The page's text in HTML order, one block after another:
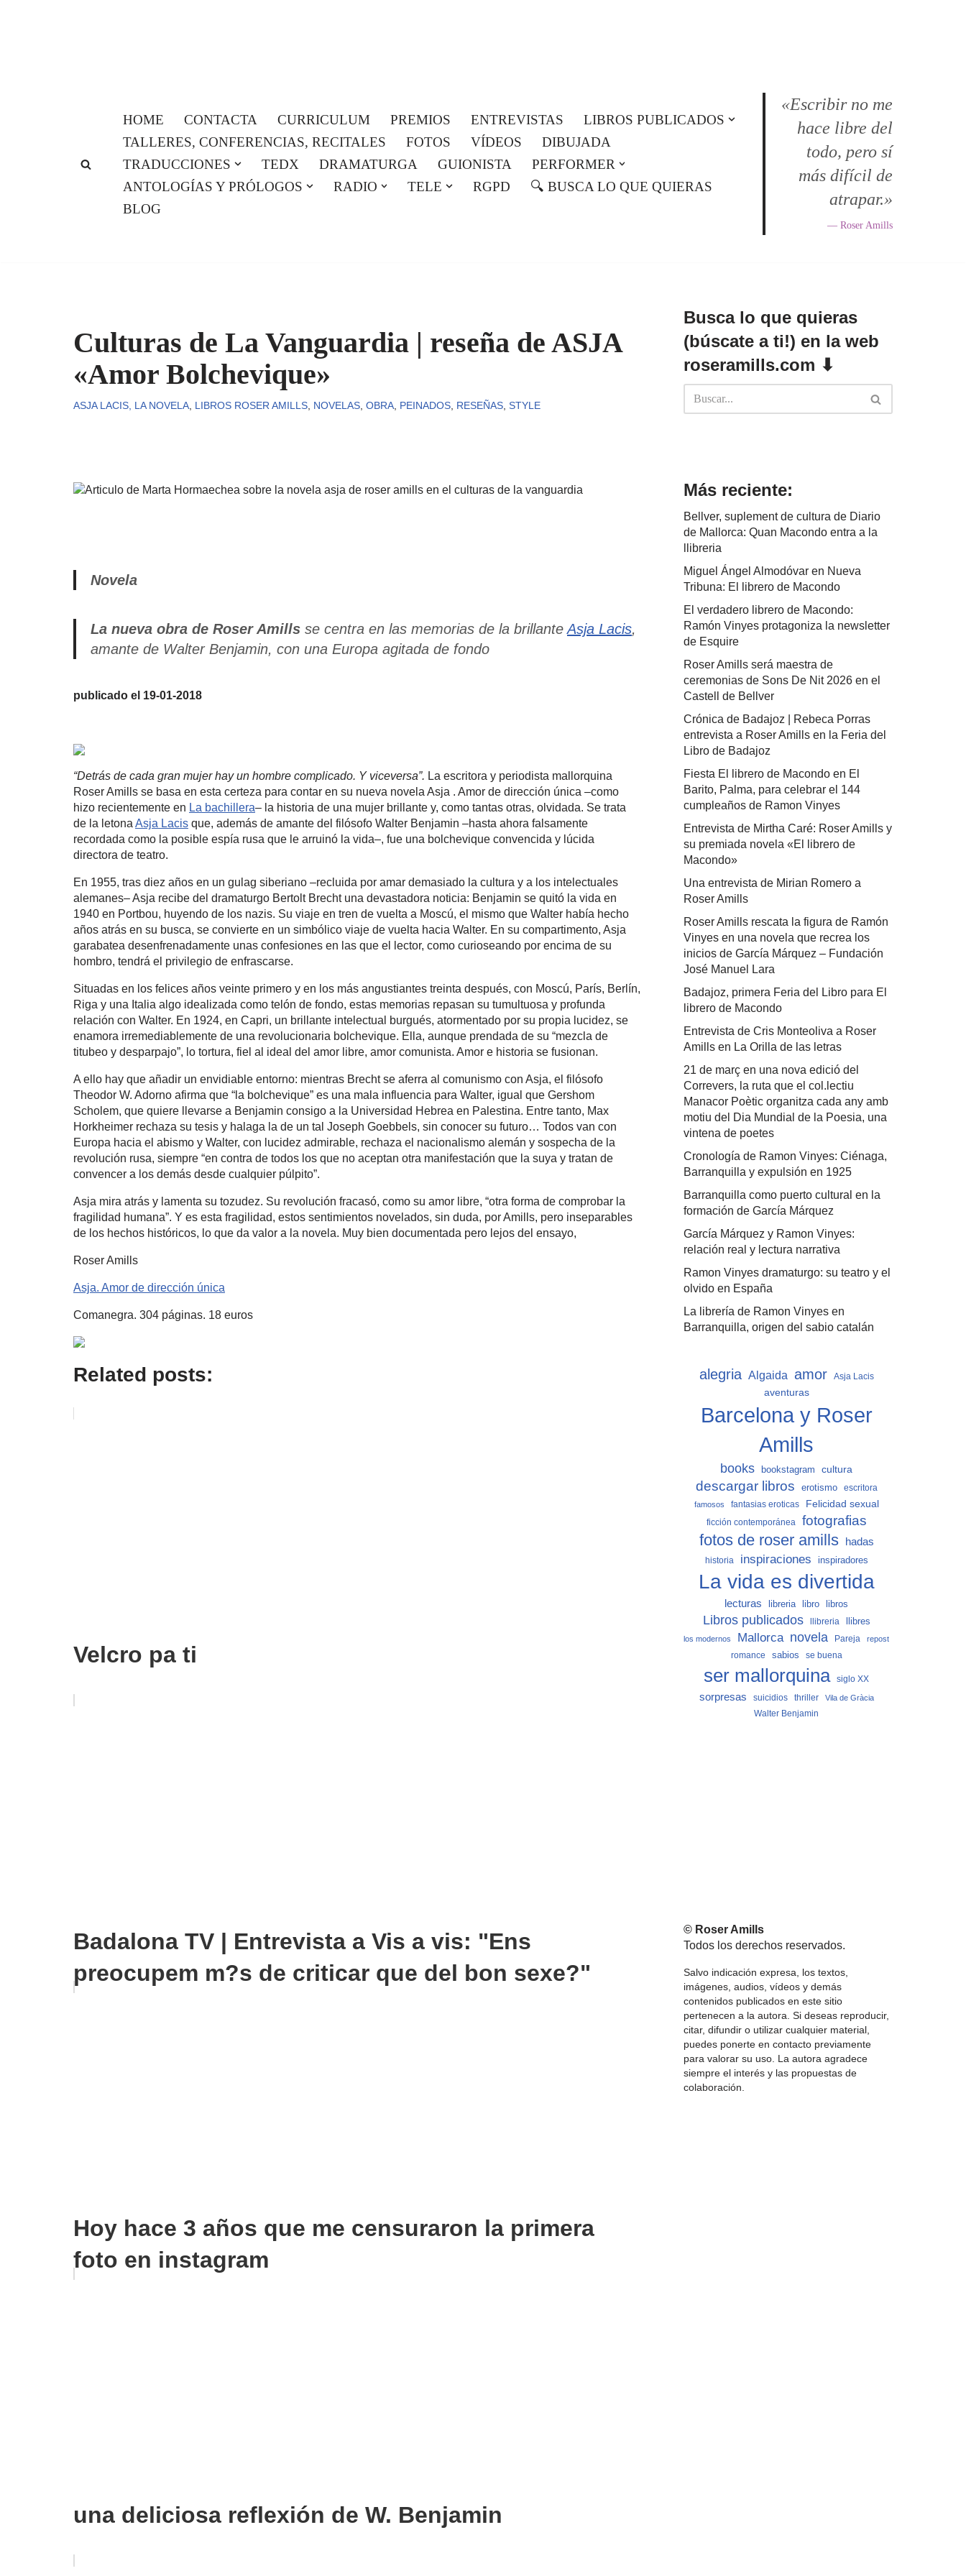
HOME CONTACTA CURRICULUM PREMIOS ENTREVISTAS
LIBROS PUBLICADOS
TALLERES, CONFERENCIAS, RECITALES
FOTOS VÍDEOS
DIBUJADA
TRADUCCIONES
TEDX DRAMATURGA GUIONISTA
PERFORMER
ANTOLOGÍAS Y PRÓLOGOS
RADIO TELE RGPD
🔍 BUSCA LO QUE QUIERAS
BLOG
«Escribir no me
hace libre del
todo, pero sí
más difícil de
atrapar.»
— Roser Amills
Culturas de La Vanguardia | reseña de ASJA
«Amor Bolchevique»
ASJA LACIS, LA NOVELA LIBROS ROSER AMILLS NOVELAS OBRA PEINADOS RESEÑAS STYLE
Novela
La nueva obra de Roser Amills se centra en las memorias de la brillanteAsja Lacis,
amante de Walter Benjamin, con una Europa agitada de fondo
publicado el 19-01-2018
“Detrás de cada gran mujer hay un hombre complicado. Y viceversa”. La escritora y periodista mallorquina
Roser Amills se basa en esta certeza para contar en su nueva novela Asja . Amor de dirección única –como
hizo recientemente en La bachillera– la historia de una mujer brillante y, como tantas otras, olvidada. Se trata
de la letona Asja Lacis que, además de amante del filósofo Walter Benjamin –hasta ahora falsamente
recordada como la posible espía rusa que le arruinó la vida–, fue una bolchevique convencida y lúcida
directora de teatro.
En 1955, tras diez años en un gulag siberiano –recluida por amar demasiado la cultura y a los intelectuales
alemanes– Asja recibe del dramaturgo Bertolt Brecht una devastadora noticia: Benjamin se quitó la vida en
1940 en Portbou, huyendo de los nazis. Su viaje en tren de vuelta a Moscú, el mismo que Walter había hecho
años atrás en su busca, se convierte en un simbólico viaje de vuelta hacia Walter. En su compartimento, Asja
garabatea desenfrenadamente unas confesiones en las que el lector, como curioseando por encima de su
hombro, tendrá el privilegio de enfrascarse.
Situadas en los felices años veinte primero y en los más angustiantes treinta después, con Moscú, París, Berlín,
Riga y una Italia algo idealizada como telón de fondo, estas memorias repasan su tumultuosa y profunda
relación con Walter. En 1924, en Capri, un brillante intelectual burgués, atormentado por su propia lucidez, se
enamora irremediablemente de una revolucionaria bolchevique. Ella, aunque prendada de su “mezcla de
titubeo y desparpajo”, lo tortura, fiel al ideal del amor libre, amor comunista. Amor e historia se fusionan.
A ello hay que añadir un envidiable entorno: mientras Brecht se aferra al comunismo con Asja, el filósofo
Theodor W. Adorno afirma que “la bolchevique” es una mala influencia para Walter, igual que Gershom
Scholem, que quiere llevarse a Benjamin consigo a la Universidad Hebrea en Palestina. Entre tanto, Max
Horkheimer rechaza su tesis y halaga la de un tal Joseph Goebbels, sin conocer su futuro… Todos van con
Europa hacia el abismo y Walter, con lucidez admirable, rechaza el nacionalismo alemán y sospecha de la
revolución rusa, siempre “en contra de todos los que no aceptan otra manifestación que la suya y tratan de
convencer a los demás desde cualquier púlpito”.
Asja mira atrás y lamenta su tozudez. Su revolución fracasó, como su amor libre, “otra forma de comprobar la
fragilidad humana”. Y es esta fragilidad, estos sentimientos novelados, sin duda, por Amills, pero inseparables
de los hechos históricos, lo que da valor a la novela. Muy bien documentada pero lejos del ensayo,
Roser Amills
Asja. Amor de dirección única
Comanegra. 304 páginas. 18 euros
Related posts:
Velcro pa ti
Badalona TV | Entrevista a Vis a vis: "Ens
preocupem m?s de criticar que del bon sexe?"
Hoy hace 3 años que me censuraron la primera
foto en instagram
una deliciosa reflexión de W. Benjamin
Busca lo que quieras
(búscate a ti!) en la web
roseramills.com ⬇
Más reciente:
Bellver, suplement de cultura de Diario
de Mallorca: Quan Macondo entra a la
llibreria
Miguel Ángel Almodóvar en Nueva
Tribuna: El librero de Macondo
El verdadero librero de Macondo:
Ramón Vinyes protagoniza la newsletter
de Esquire
Roser Amills será maestra de
ceremonias de Sons De Nit 2026 en el
Castell de Bellver
Crónica de Badajoz | Rebeca Porras
entrevista a Roser Amills en la Feria del
Libro de Badajoz
Fiesta El librero de Macondo en El
Barito, Palma, para celebrar el 144
cumpleaños de Ramon Vinyes
Entrevista de Mirtha Caré: Roser Amills y
su premiada novela «El librero de
Macondo»
Una entrevista de Mirian Romero a
Roser Amills
Roser Amills rescata la figura de Ramón
Vinyes en una novela que recrea los
inicios de García Márquez – Fundación
José Manuel Lara
Badajoz, primera Feria del Libro para El
librero de Macondo
Entrevista de Cris Monteoliva a Roser
Amills en La Orilla de las letras
21 de març en una nova edició del
Correvers, la ruta que el col.lectiu
Manacor Poètic organitza cada any amb
motiu del Dia Mundial de la Poesia, una
vintena de poetes
Cronología de Ramon Vinyes: Ciénaga,
Barranquilla y expulsión en 1925
Barranquilla como puerto cultural en la
formación de García Márquez
García Márquez y Ramon Vinyes:
relación real y lectura narrativa
Ramon Vinyes dramaturgo: su teatro y el
olvido en España
La librería de Ramon Vinyes en
Barranquilla, origen del sabio catalán
alegria Algaida amor Asja Lacis
aventuras
Barcelona y Roser
Amills
books bookstagram cultura
descargar libros erotismo escritora
famosos fantasias eroticas Felicidad sexual
ficción contemporánea fotografias
fotos de roser amills hadas
historia inspiraciones inspiradores
La vida es divertida
lecturas libreria libro libros
Libros publicados llibreria llibres
los modernos Mallorca novela Pareja repost
romance sabios se buena
ser mallorquina siglo XX
sorpresas suicidios thriller
Vila de Gràcia
Walter Benjamin
© Roser Amills
Todos los derechos reservados.
Salvo indicación expresa, los textos,
imágenes, audios, vídeos y demás
contenidos publicados en este sitio
pertenecen a la autora. Si deseas reproducir,
citar, difundir o utilizar cualquier material,
puedes ponerte en contacto previamente
para valorar su uso. La autora agradece
siempre el interés y las propuestas de
colaboración.